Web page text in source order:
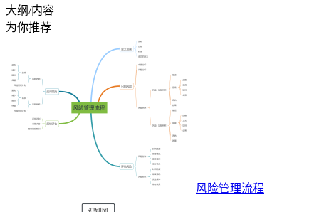
大纲/内容
为你推荐
风险管理流程